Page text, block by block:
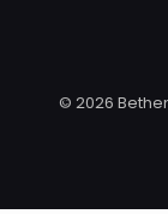
© 2026